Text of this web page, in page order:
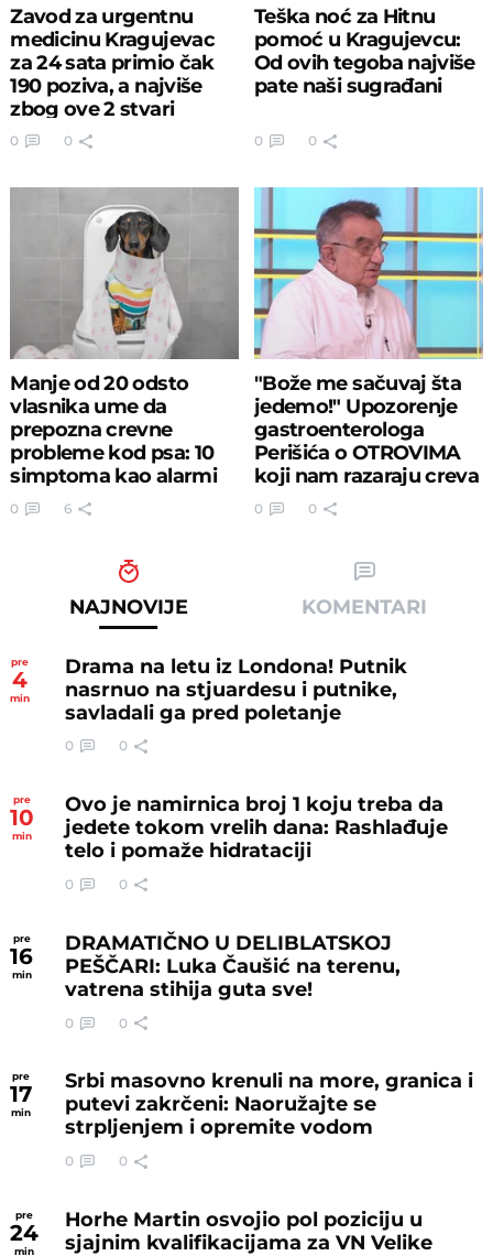
Zavod za urgentnu
medicinu Kragujevac
za 24 sata primio čak
190 poziva, a najviše
zbog ove 2 stvari
0 0
Teška noć za Hitnu
pomoć u Kragujevcu:
Od ovih tegoba najviše
pate naši sugrađani
0 0
Manje od 20 odsto
vlasnika ume da
prepozna crevne
probleme kod psa: 10
simptoma kao alarmi
za uzbunu
0 6
"Bože me sačuvaj šta
jedemo!" Upozorenje
gastroenterologa
Perišića o OTROVIMA
koji nam razaraju creva
0 0
NAJNOVIJE KOMENTARI
pre
4
min
Drama na letu iz Londona! Putnik
nasrnuo na stjuardesu i putnike,
savladali ga pred poletanje
0 0
pre
10
min
Ovo je namirnica broj 1 koju treba da
jedete tokom vrelih dana: Rashlađuje
telo i pomaže hidrataciji
0 0
pre
16
min
DRAMATIČNO U DELIBLATSKOJ
PEŠČARI: Luka Čaušić na terenu,
vatrena stihija guta sve!
0 0
pre
17
min
Srbi masovno krenuli na more, granica i
putevi zakrčeni: Naoružajte se
strpljenjem i opremite vodom
0 0
pre
24
min
Horhe Martin osvojio pol poziciju u
sjajnim kvalifikacijama za VN Velike